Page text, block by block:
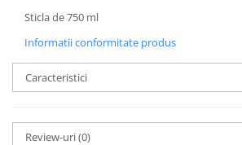
Sticla de 750 ml
Informatii conformitate produs
Caracteristici
Review-uri(0)